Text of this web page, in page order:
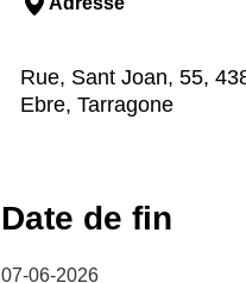
Rue, Sant Joan, 55,
Ebre, Tarragone
Date de fin
07-06-2026